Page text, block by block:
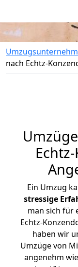
nach Echtz-
Ein Umzug
stressige
man sich für
Echtz-
haben wir
Umzüge von
angenehm